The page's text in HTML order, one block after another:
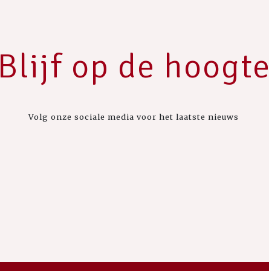
Blijf op de
Volg onze sociale media voor het laatste nieuws